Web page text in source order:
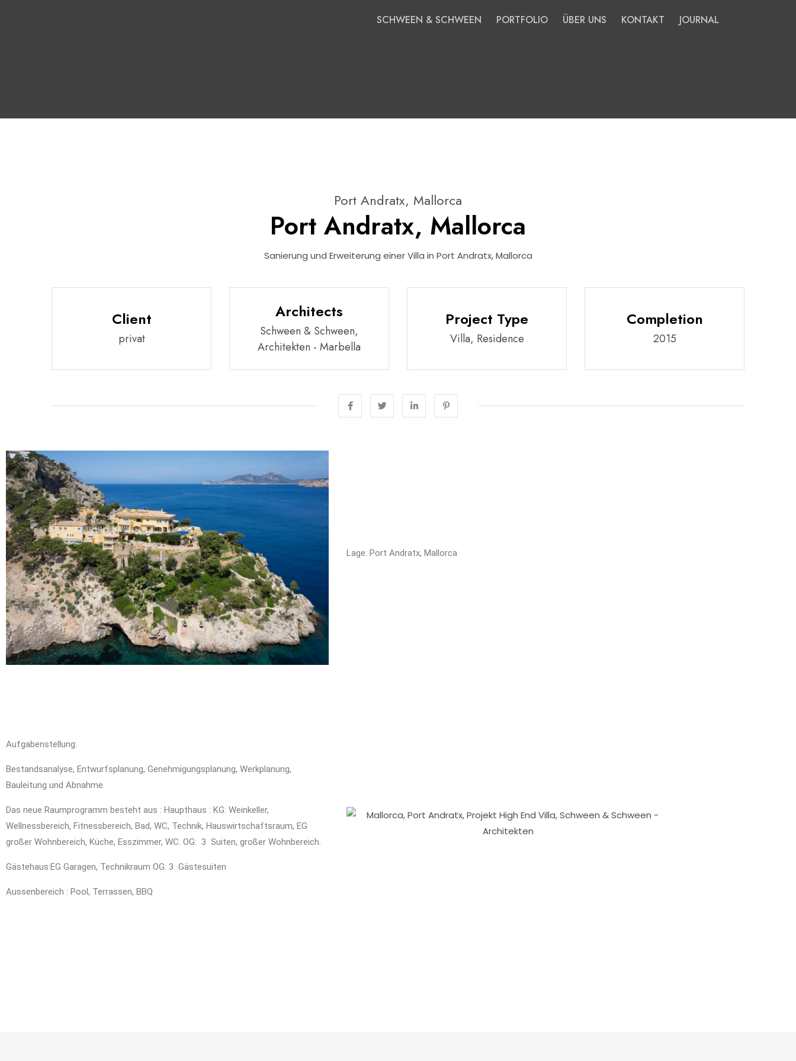
SCHWEEN & SCHWEEN PORTFOLIO ÜBER UNS KONTAKT JOURNAL
Port Andratx, Mallorca
Port Andratx, Mallorca
Sanierung und Erweiterung einer Villa in Port Andratx, Mallorca
Client
privat
Architects
Schween & Schween,
Architekten - Marbella
Project Type
Villa, Residence
Completion
2015
Lage: Port Andratx, Mallorca
Aufgabenstellung:
Bestandsanalyse, Entwurfsplanung, Genehmigungsplanung, Werkplanung,
Bauleitung und Abnahme.
Das neue Raumprogramm besteht aus : Haupthaus : KG: Weinkeller,
Wellnessbereich, Fitnessbereich, Bad, WC, Technik, Hauswirtschaftsraum, EG
großer Wohnbereich, Küche, Esszimmer, WC. OG: 3 Suiten, großer Wohnbereich.
Gästehaus:EG Garagen, Technikraum OG: 3 Gästesuiten
Aussenbereich : Pool, Terrassen, BBQ